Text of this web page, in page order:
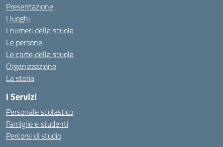
Presentazione
I luoghi
I numeri della scuola
Le persone
Le carte della scuola
Organizzazione
La storia
I Servizi
Personale scolastico
Famiglie e studenti
Percorsi di studio